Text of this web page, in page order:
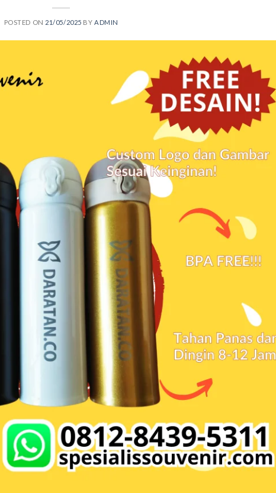
POSTED ON 21/05/2025 BYADMIN